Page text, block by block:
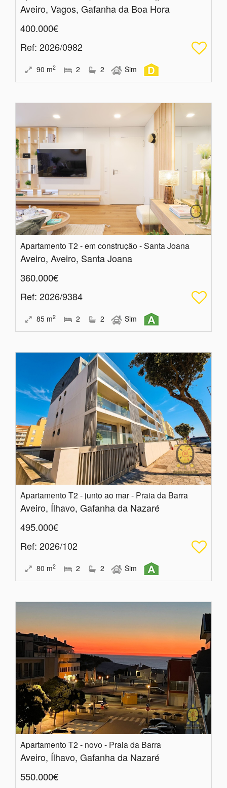
Aveiro, Vagos, Gafanha da Boa Hora
400.000€
Ref: 2026/0982
90 m2 2 2 Sim
Apartamento T2 - em construção - Santa Joana
Aveiro, Aveiro, Santa Joana
360.000€
Ref: 2026/9384
85 m2 2 2 Sim
Apartamento T2 - junto ao mar - Praia da Barra
Aveiro, Ílhavo, Gafanha da Nazaré
495.000€
Ref: 2026/102
80 m2 2 2 Sim
Apartamento T2 - novo - Praia da Barra
Aveiro, Ílhavo, Gafanha da Nazaré
550.000€